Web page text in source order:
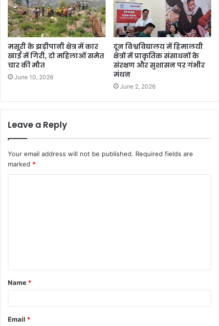
मसूरी के झड़ीपानी क्षेत्र में कार
खाई में गिरी, दो महिलाओं समेत
चार की मौत
June 10, 2026
दून विश्वविद्यालय में हिमालयी
क्षेत्रों में प्राकृतिक संसाधनों के
संरक्षण और सुशासन पर गंभीर
मंथन
June 2, 2026
Leave a Reply
Your email address will not be published. Required fields are
marked *
t
*
Name *
Email *